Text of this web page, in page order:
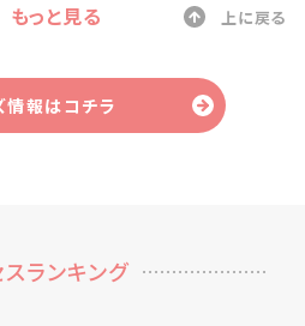
もっと見る 上に戻る
情報はコチラ
ランキング